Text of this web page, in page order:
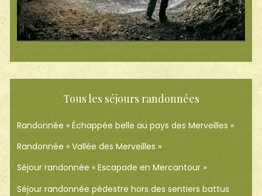
Tous les séjours randonnées
Randonnée « Échappée belle au pays des Merveilles »
Randonnée « Vallée des Merveilles »
Séjour randonnée « Escapade en Mercantour »
Séjour randonnée pédestre hors des sentiers battus